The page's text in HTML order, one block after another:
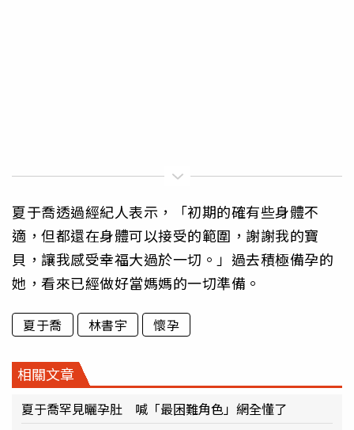
夏于喬透過經紀人表示，「初期的確有些身體不
適，但都還在身體可以接受的範圍，謝謝我的寶
貝，讓我感受幸福大過於一切。」過去積極備孕的
她，看來已經做好當媽媽的一切準備。
夏于喬 林書宇 懷孕
相關文章
夏于喬罕見曬孕肚 喊「最困難角色」網全懂了